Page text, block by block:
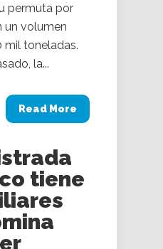
permuta por
un volumen
mil toneladas.
la...
Read More
tiene